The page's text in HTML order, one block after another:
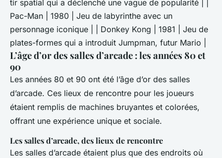
tir spatial qui a déclenché une vague de popularité | |
Pac-Man | 1980 | Jeu de labyrinthe avec un
personnage iconique | | Donkey Kong | 1981 | Jeu de
plates-formes qui a introduit Jumpman, futur Mario |
L’âge d’or des salles d’arcade : les années 80 et
90
Les années 80 et 90 ont été l’âge d’or des salles
d’arcade. Ces lieux de rencontre pour les joueurs
étaient remplis de machines bruyantes et colorées,
offrant une expérience unique et sociale.
Les salles d’arcade, des lieux de rencontre
Les salles d’arcade étaient plus que des endroits où